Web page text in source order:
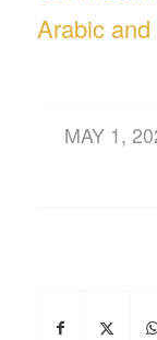
Arabic
MAY 1,
/